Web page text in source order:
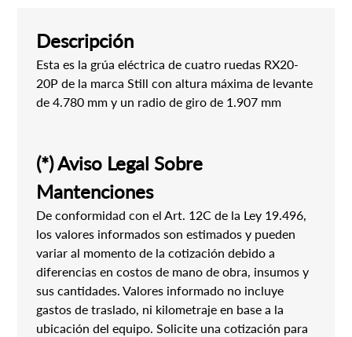
Descripción
Esta es la grúa eléctrica de cuatro ruedas RX20-
20P de la marca Still con altura máxima de levante
de 4.780 mm y un radio de giro de 1.907 mm
(*) Aviso Legal Sobre
Mantenciones
De conformidad con el Art. 12C de la Ley 19.496,
los valores informados son estimados y pueden
variar al momento de la cotización debido a
diferencias en costos de mano de obra, insumos y
sus cantidades. Valores informado no incluye
gastos de traslado, ni kilometraje en base a la
ubicación del equipo. Solicite una cotización para